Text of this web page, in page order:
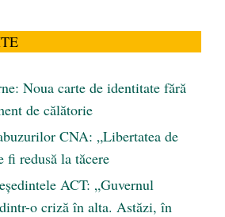
Noua carte de identitate fără
de călătorie
CNA: „Libertatea de
fi redusă la tăcere
ACT: „Guvernul
o criză în alta. Astăzi, în